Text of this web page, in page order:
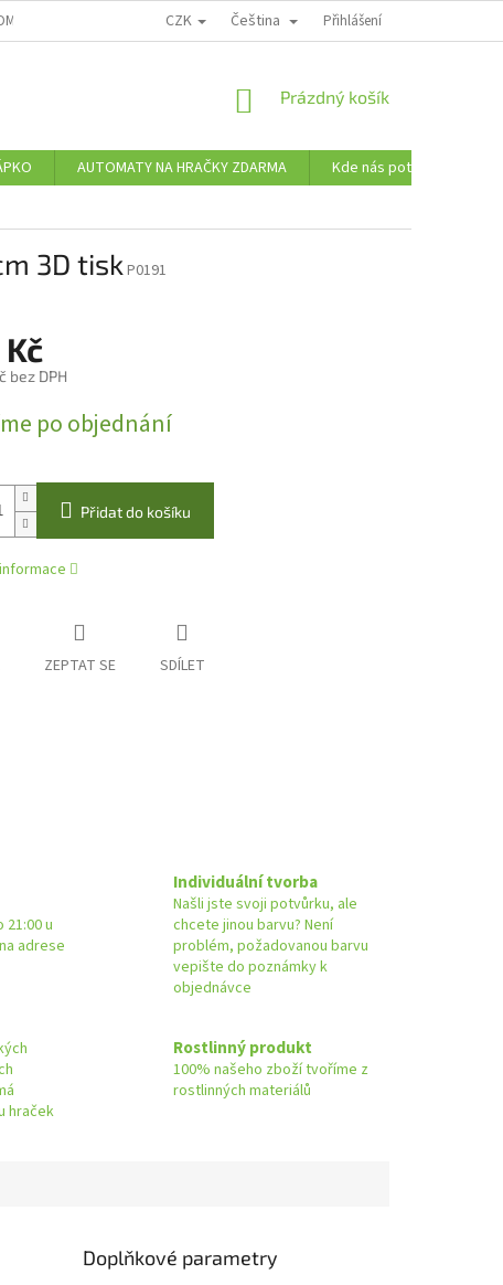
OCHRANY OSOBNÍCH ÚDAJŮ
CZK Čeština Přihlášení
NÁKUPNÍ
Prázdný košík
AUTOMATY NA HRAČKY ZDARMA Kde nás potkáte
3D tisk P0191
bez DPH
po objednání
Přidat do košíku
ZEPTAT SE SDÍLET
21:00 u
adrese
Individuální tvorba
Našli jste svoji potvůrku, ale
chcete jinou barvu? Není
problém, požadovanou barvu
vepište do poznámky k
objednávce
hraček
Rostlinný produkt
100% našeho zboží tvoříme z
rostlinných materiálů
Doplňkové parametry